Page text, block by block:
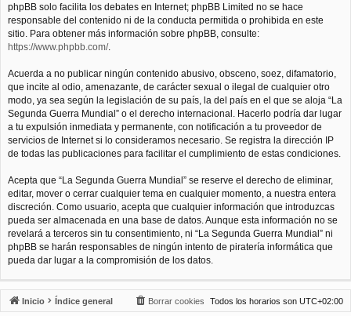
phpBB solo facilita los debates en Internet; phpBB Limited no se hace
responsable del contenido ni de la conducta permitida o prohibida en este
sitio. Para obtener más información sobre phpBB, consulte:
https://www.phpbb.com/.
Acuerda a no publicar ningún contenido abusivo, obsceno, soez, difamatorio,
que incite al odio, amenazante, de carácter sexual o ilegal de cualquier otro
modo, ya sea según la legislación de su país, la del país en el que se aloja “La
Segunda Guerra Mundial” o el derecho internacional. Hacerlo podría dar lugar
a tu expulsión inmediata y permanente, con notificación a tu proveedor de
servicios de Internet si lo consideramos necesario. Se registra la dirección IP
de todas las publicaciones para facilitar el cumplimiento de estas condiciones.
Acepta que “La Segunda Guerra Mundial” se reserve el derecho de eliminar,
editar, mover o cerrar cualquier tema en cualquier momento, a nuestra entera
discreción. Como usuario, acepta que cualquier información que introduzcas
pueda ser almacenada en una base de datos. Aunque esta información no se
revelará a terceros sin tu consentimiento, ni “La Segunda Guerra Mundial” ni
phpBB se harán responsables de ningún intento de piratería informática que
pueda dar lugar a la compromisión de los datos.
Inicio Índice general Todos los horarios son UTC+02:00
Borrar cookies